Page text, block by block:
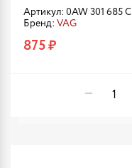
Артикул: 0AW 301 685 C
Бренд: VAG
875 ₽